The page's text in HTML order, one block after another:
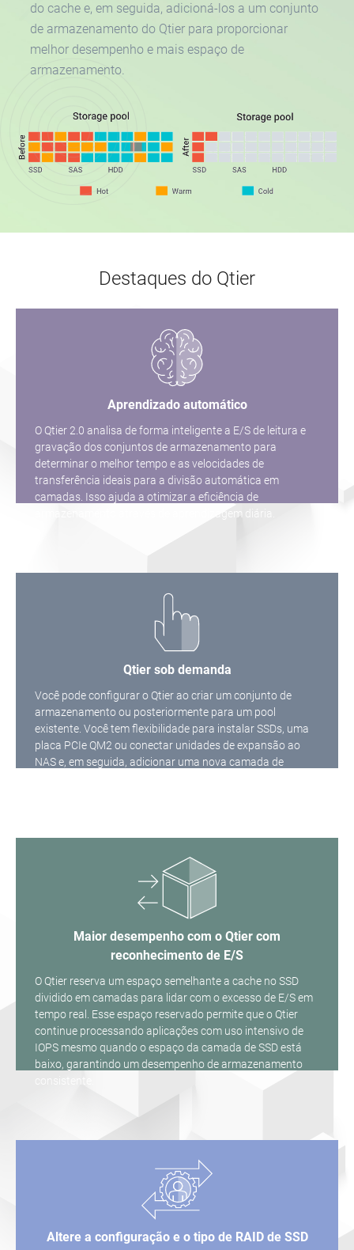
do cache e, em seguida, adicioná-los a um conjunto
de armazenamento do Qtier para proporcionar
melhor desempenho e mais espaço de
armazenamento.
Destaques do Qtier
Aprendizado automático
O Qtier 2.0 analisa de forma inteligente a E/S de leitura e
gravação dos conjuntos de armazenamento para
determinar o melhor tempo e as velocidades de
transferência ideais para a divisão automática em
camadas. Isso ajuda a otimizar a eficiência de
armazenamento através de aprendizagem diária.
Qtier sob demanda
Você pode configurar o Qtier ao criar um conjunto de
armazenamento ou posteriormente para um pool
existente. Você tem flexibilidade para instalar SSDs, uma
placa PCIe QM2 ou conectar unidades de expansão ao
NAS e, em seguida, adicionar uma nova camada de
Maior desempenho com o Qtier com
reconhecimento de E/S
O Qtier reserva um espaço semelhante a cache no SSD
dividido em camadas para lidar com o excesso de E/S em
tempo real. Esse espaço reservado permite que o Qtier
continue processando aplicações com uso intensivo de
IOPS mesmo quando o espaço da camada de SSD está
baixo, garantindo um desempenho de armazenamento
Altere a configuração e o tipo de RAID de SSD